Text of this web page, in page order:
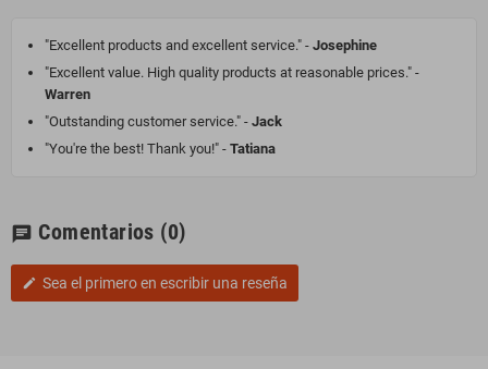
"Excellent products and excellent service." - Josephine
"Excellent value. High quality products at reasonable prices." -
Warren
"Outstanding customer service." - Jack
"You're the best! Thank you!" - Tatiana
chat Comentarios (0)
edit Sea el primero en escribir una reseña